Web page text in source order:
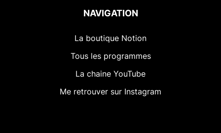
NAVIGATION
La boutique Notion
Tous les programmes
La chaine YouTube
Me retrouver sur Instagram